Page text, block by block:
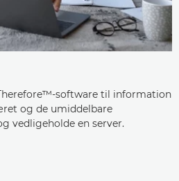
software til information
og de umiddelbare
vedligeholde en server.